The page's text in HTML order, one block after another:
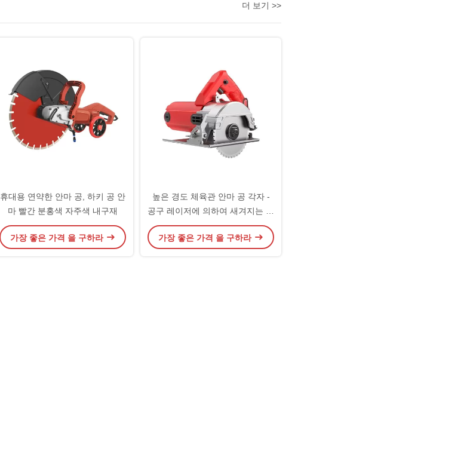
더 보기 >>
휴대용 연약한 안마 공, 하키 공 안
마 빨간 분홍색 자주색 내구재
가장 좋은 가격 을 구하라
높은 경도 체육관 안마 공 각자 -
공구 레이저에 의하여 새겨지는 로
고 완화
가장 좋은 가격 을 구하라